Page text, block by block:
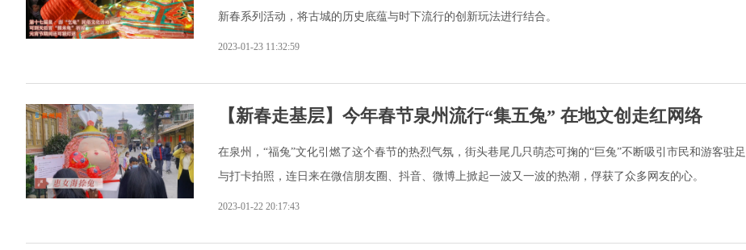
新春系列活动，将古城的历史底蕴与时下流行的创新玩法进行结合。
2023-01-23 11:32:59
【新春走基层】今年春节泉州流行“集五兔” 在地文创走红网络
在泉州，“福兔”文化引燃了这个春节的热烈气氛，街头巷尾几只萌态可掬的“巨兔”不断吸引市民和游客驻
与打卡拍照，连日来在微信朋友圈、抖音、微博上掀起一波又一波的热潮，俘获了众多网友的心。
2023-01-22 20:17:43